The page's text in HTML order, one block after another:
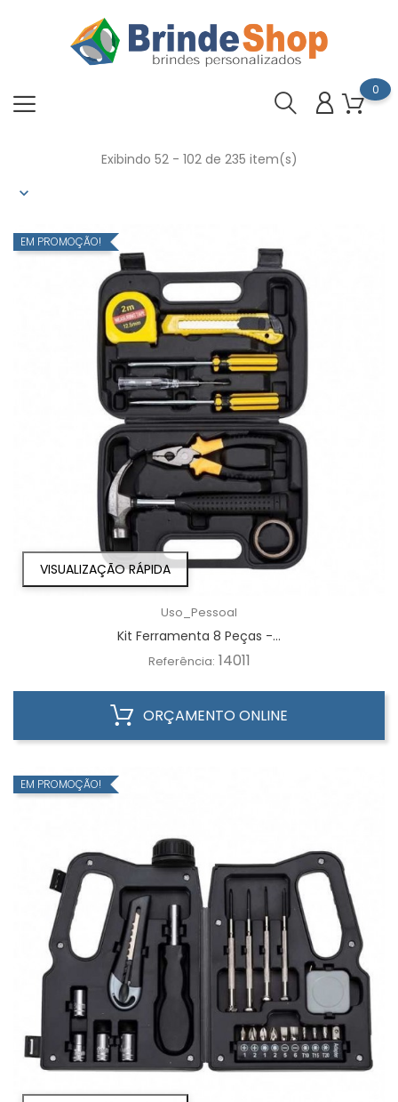
0
Exibindo 52 - 102 de 235 item(s)
VISUALIZAÇÃO RÁPIDA
EM PROMOÇÃO!
Uso_Pessoal
Kit Ferramenta 8 Peças -...
Referência: 14011
ORÇAMENTO ONLINE
EM PROMOÇÃO!